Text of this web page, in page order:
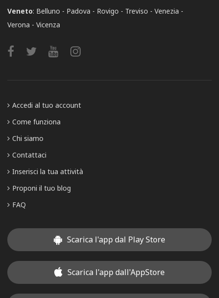
Veneto: Belluno Padova Rovigo Treviso
Venezia
Verona
Vicenza
Accedi al tuo account
Come funziona
Chi siamo
Contattaci
Inserisci la tua attività
Proponi il tuo blog
FAQ
Scarica l'app dal Play Store
Scarica l'app dall'AppStore